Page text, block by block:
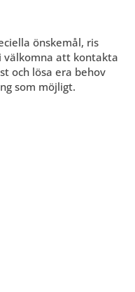
önskemål, ris
välkomna att kontakta
och lösa era behov
som möjligt.